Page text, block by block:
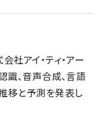
社アイ・ティ・アー
識、音声合成、言語
移と予測を発表し